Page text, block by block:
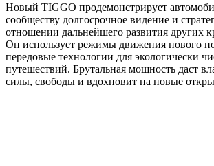
Новый TIGGO продемонстрирует
сообществу долгосрочное видение и
отношении дальнейшего развития других
Он использует режимы движения нового
передовые технологии для экологически
путешествий. Брутальная мощность даст
силы, свободы и вдохновит на новые